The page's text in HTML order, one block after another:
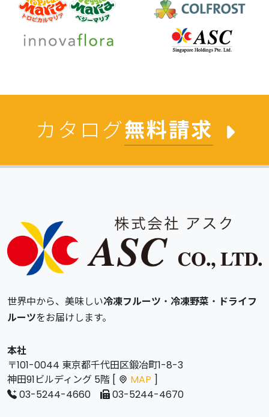
カタログ無料請求
世界中から、美味しい冷凍フルーツ ・ 冷凍野菜 ・ ドライフ
ルーツをお届けします。
本社
〒101-0044 東京都千代田区鍛冶町1-8-3
神田91ビルディング 5階 [
MAP ]
03-5244-4660
03-5244-4670